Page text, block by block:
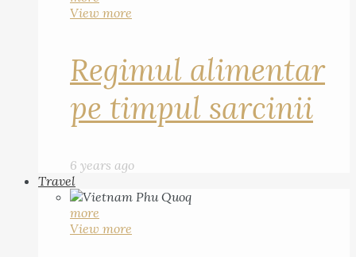
View more
Regimul alimentar
pe timpul sarcinii
6 years ago
Travel
more
View more